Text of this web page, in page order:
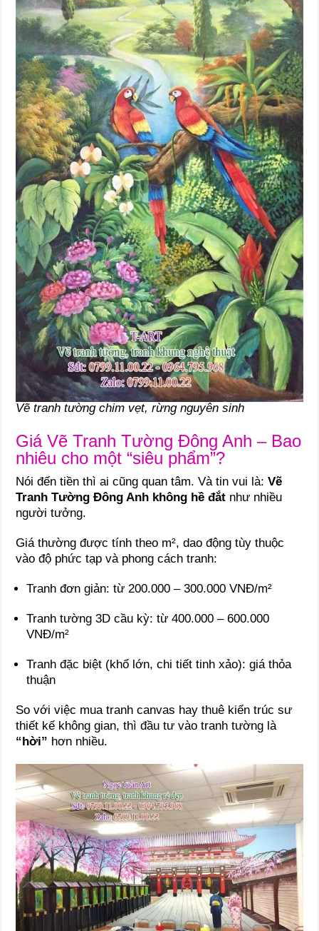
Vẽ tranh tường chim vẹt, rừng nguyên sinh
Giá Vẽ Tranh Tường Đông Anh – Bao
nhiêu cho một “siêu phẩm”?
Nói đến tiền thì ai cũng quan tâm. Và tin vui là:Vẽ
Tranh Tường Đông Anh không hề đắt như nhiều
người tưởng.
Giá thường được tính theo m², dao động tùy thuộc
vào độ phức tạp và phong cách tranh:
Tranh đơn giản: từ 200.000 – 300.000 VNĐ/m²
Tranh tường 3D cầu kỳ: từ 400.000 – 600.000
VNĐ/m²
Tranh đặc biệt (khổ lớn, chi tiết tinh xảo): giá thỏa
thuận
So với việc mua tranh canvas hay thuê kiến trúc sư
thiết kế không gian, thì đầu tư vào tranh tường là
“hời” hơn nhiều.